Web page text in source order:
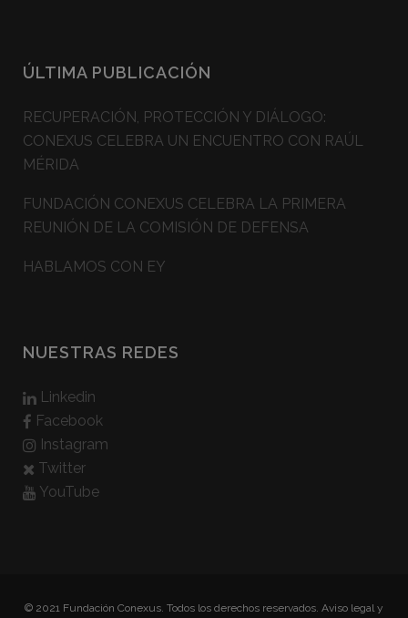
ÚLTIMA PUBLICACIÓN
RECUPERACIÓN, PROTECCIÓN Y DIÁLOGO:
CONEXUS CELEBRA UN ENCUENTRO CON RAÚL
MÉRIDA
FUNDACIÓN CONEXUS CELEBRA LA PRIMERA
REUNIÓN DE LA COMISIÓN DE DEFENSA
HABLAMOS CON EY
NUESTRAS REDES
Linkedin
Facebook
Instagram
Twitter
YouTube
© 2021 Fundación Conexus. Todos los derechos reservados. Aviso legal y